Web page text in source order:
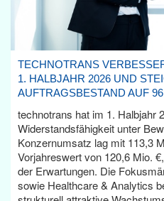
TECHNOTRANS
1. HALBJAHR 2026 UND
AUFTRAGSBESTAND AUF
technotrans hat im 1. Halbjahr
Widerstandsfähigkeit unter
Konzernumsatz lag mit 113,3
Vorjahreswert von 120,6 Mio.
der Erwartungen. Die
sowie Healthcare & Analytics